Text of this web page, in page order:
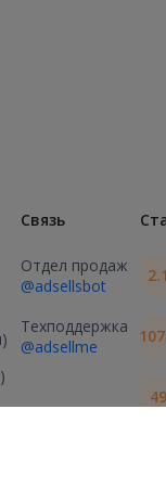
Связь
Отдел продаж
@adsellsbot
Техподдержка
@adsellme